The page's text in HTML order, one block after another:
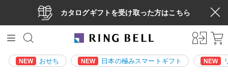
カタログギフトを受け取った方はこちら
NEW おせち NEW 日本の極みスマートギフト NEW